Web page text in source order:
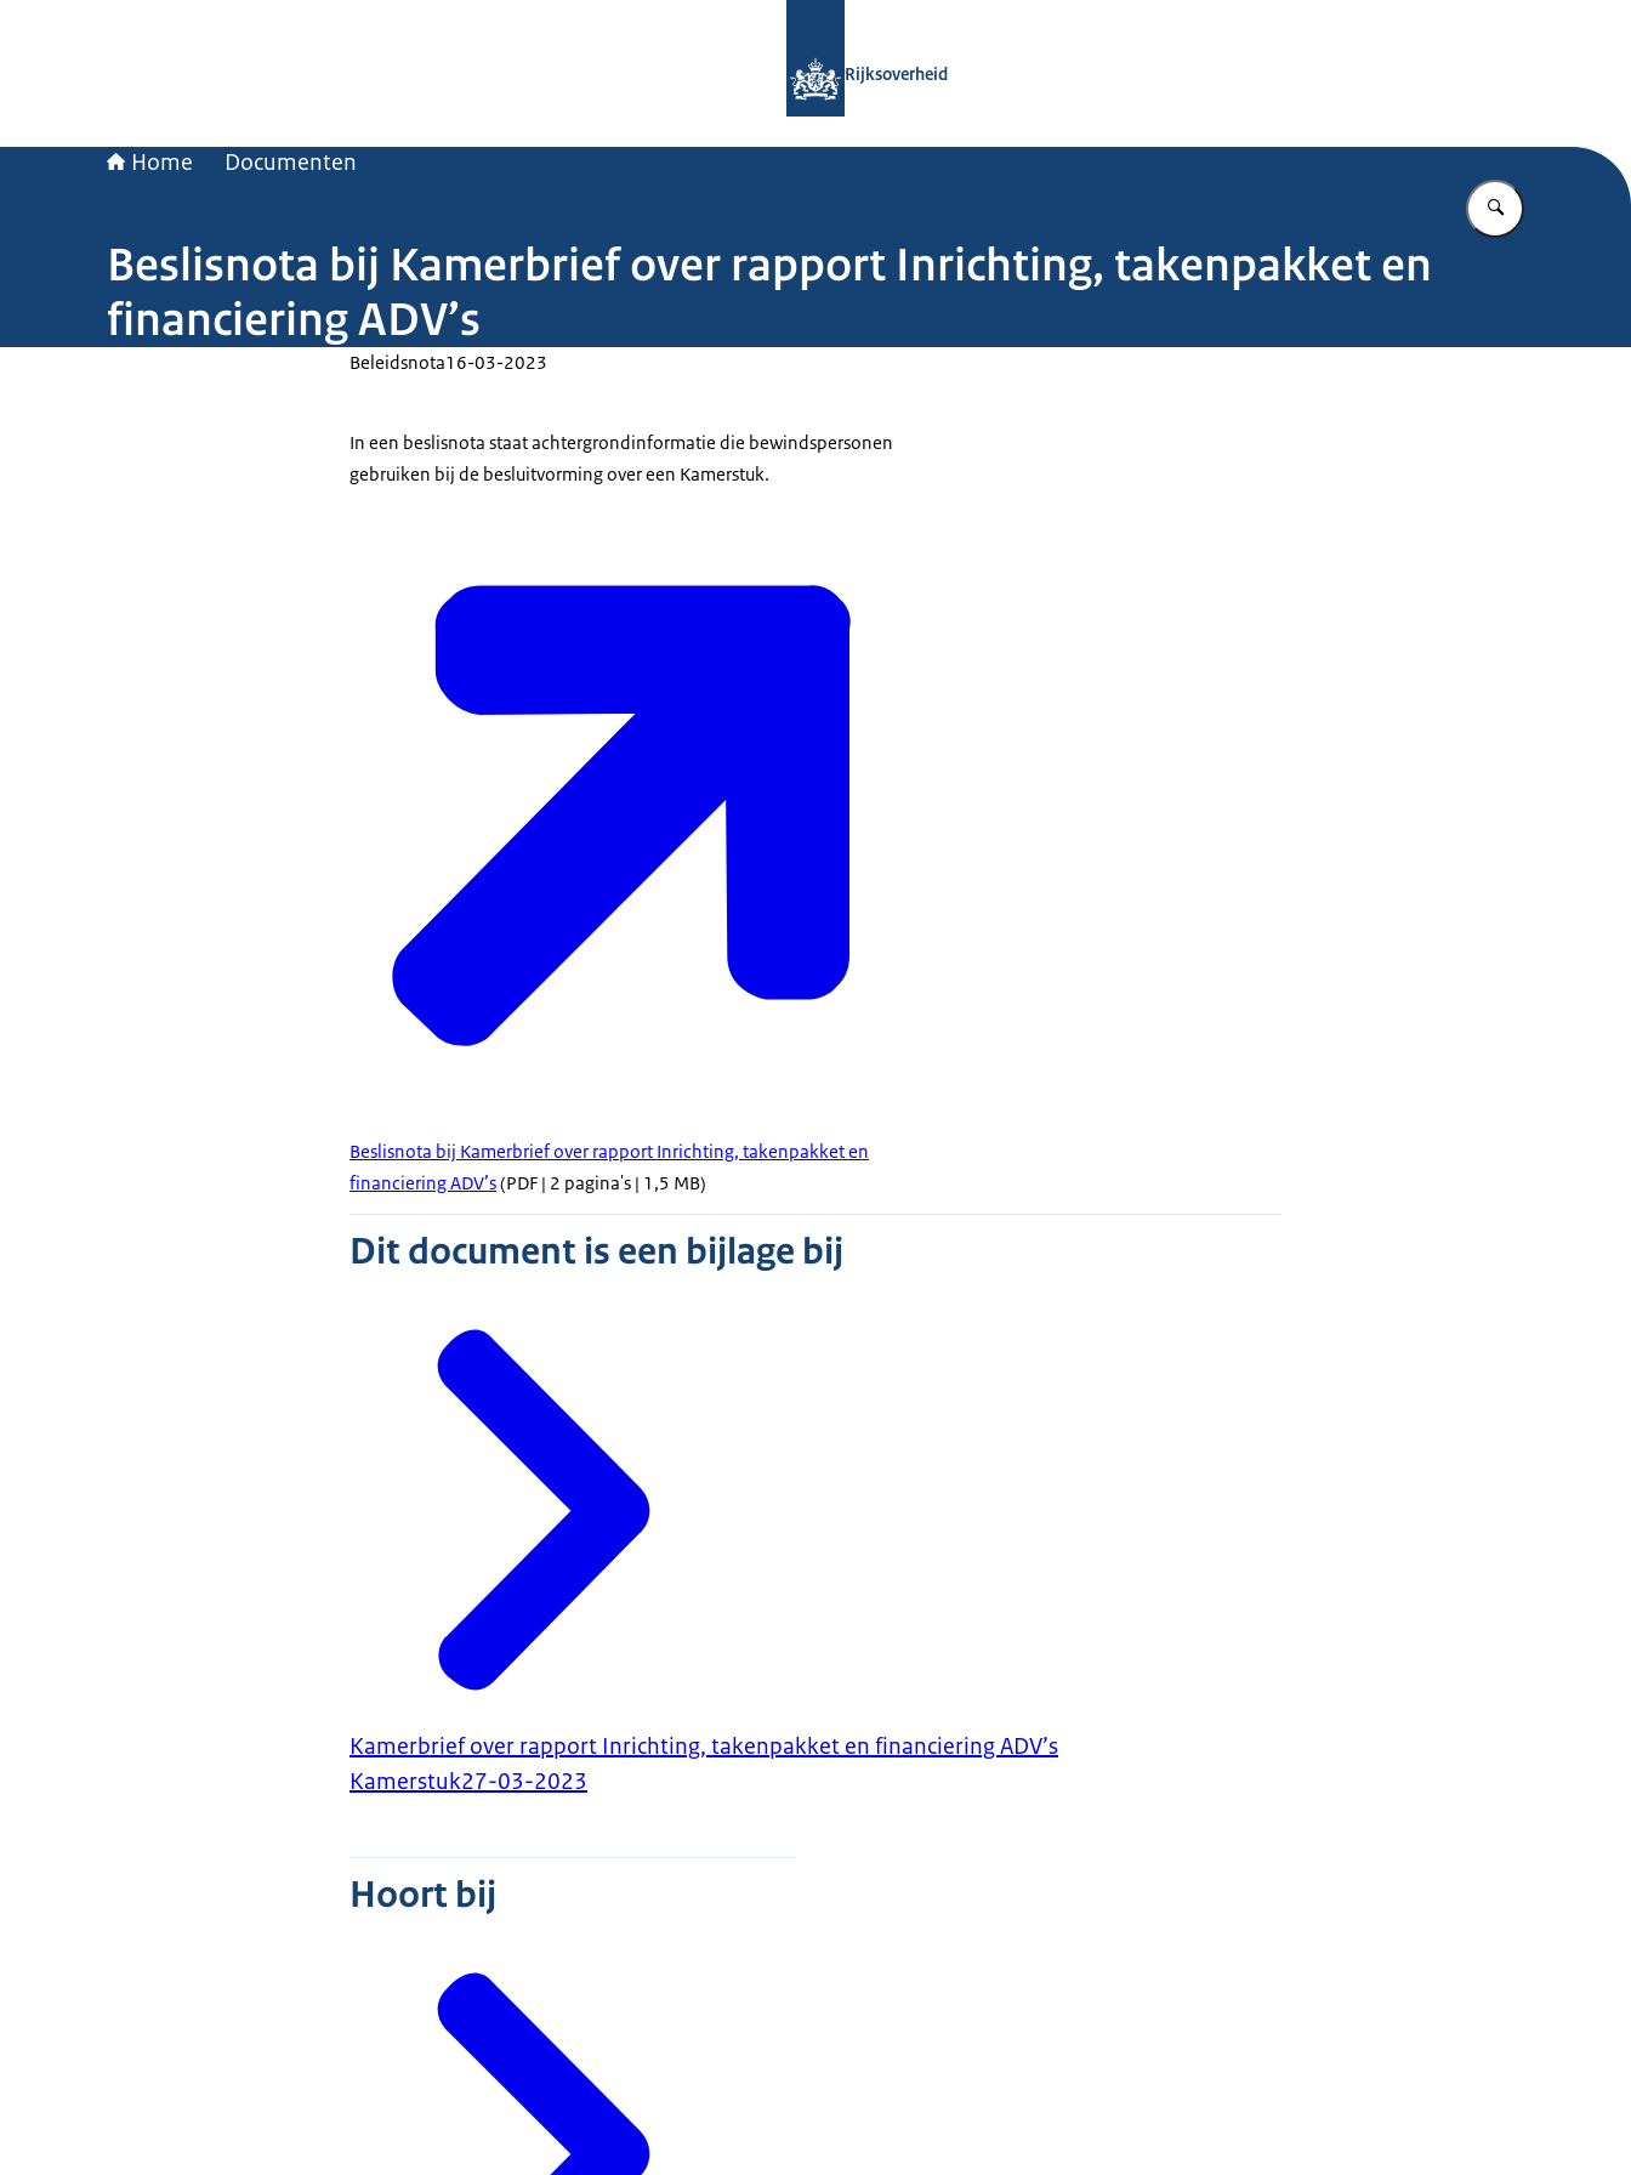
Rijksoverheid
Home Documenten
Vul in wat u
Beslisnota bij Kamerbrief over rapport Inrichting, takenpakket en
financiering ADV’s
Beleidsnota16-03-2023
In een beslisnota staat achtergrondinformatie die bewindspersonen
gebruiken bij de besluitvorming over een Kamerstuk.
Beslisnota bij Kamerbrief over rapport Inrichting, takenpakket en
financiering ADV’s(PDF | 2 pagina's | 1,5 MB)
Dit document is een bijlage bij
Kamerbrief over rapport Inrichting, takenpakket en financiering ADV’s
Kamerstuk27-03-2023
Hoort bij